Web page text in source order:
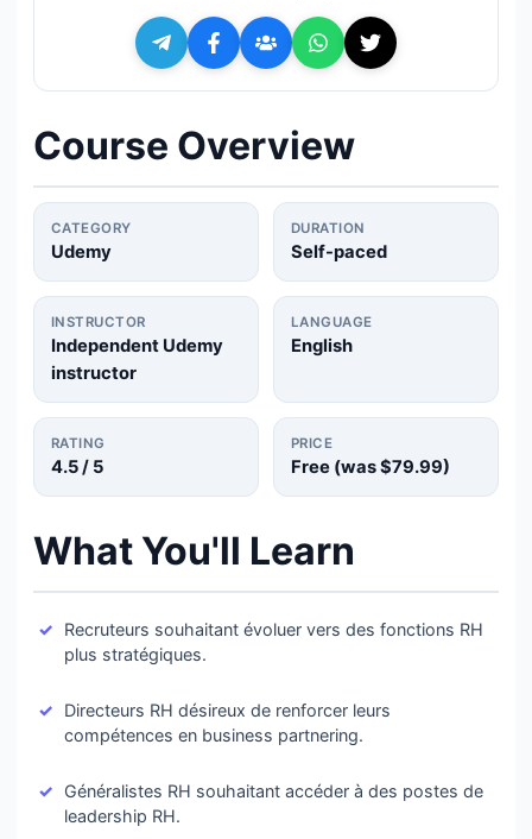
+ Submit a Course
Course Overview
CATEGORY
Udemy
DURATION
Self-paced
INSTRUCTOR
Independent Udemy
instructor
LANGUAGE
English
RATING
4.5/ 5
PRICE
Free (was$79.99)
What You'll Learn
Recruteurs souhaitant évoluer vers des fonctions RH
plus stratégiques.
Directeurs RH désireux de renforcer leurs
compétences en business partnering.
Généralistes RH souhaitant accéder à des postes de
leadership RH.